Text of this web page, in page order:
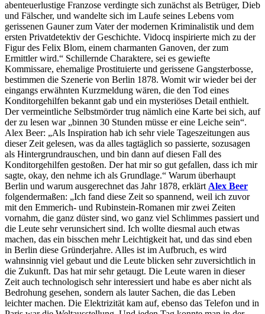
abenteuerlustige Franzose verdingte sich zunächst als Betrüger, Dieb
und Fälscher, und wandelte sich im Laufe seines Lebens vom
gerissenen Gauner zum Vater der modernen Kriminalistik und dem
ersten Privatdetektiv der Geschichte. Vidocq inspirierte mich zu der
Figur des Felix Blom, einem charmanten Ganoven, der zum
Ermittler wird.“ Schillernde Charaktere, sei es gewiefte
Kommissare, ehemalige Prostituierte und gerissene Gangsterbosse,
bestimmen die Szenerie von Berlin 1878. Womit wir wieder bei der
eingangs erwähnten Kurzmeldung wären, die den Tod eines
Konditorgehilfen bekannt gab und ein mysteriöses Detail enthielt.
Der vermeintliche Selbstmörder trug nämlich eine Karte bei sich, auf
der zu lesen war „binnen 30 Stunden müsse er eine Leiche sein“.
Alex Beer: „Als Inspiration hab ich sehr viele Tageszeitungen aus
dieser Zeit gelesen, was da alles tagtäglich so passierte, sozusagen
als Hintergrundrauschen, und bin dann auf diesen Fall des
Konditorgehilfen gestoßen. Der hat mir so gut gefallen, dass ich mir
sagte, okay, den nehme ich als Grundlage.“ Warum überhaupt
Berlin und warum ausgerechnet das Jahr 1878, erklärt Alex Beer
folgendermaßen: „Ich fand diese Zeit so spannend, weil ich zuvor
mit den Emmerich- und Rubinstein-Romanen mir zwei Zeiten
vornahm, die ganz düster sind, wo ganz viel Schlimmes passiert und
die Leute sehr verunsichert sind. Ich wollte diesmal auch etwas
machen, das ein bisschen mehr Leichtigkeit hat, und das sind eben
in Berlin diese Gründerjahre. Alles ist im Aufbruch, es wird
wahnsinnig viel gebaut und die Leute blicken sehr zuversichtlich in
die Zukunft. Das hat mir sehr getaugt. Die Leute waren in dieser
Zeit auch technologisch sehr interessiert und habe es aber nicht als
Bedrohung gesehen, sondern als lauter Sachen, die das Leben
leichter machen. Die Elektrizität kam auf, ebenso das Telefon und in